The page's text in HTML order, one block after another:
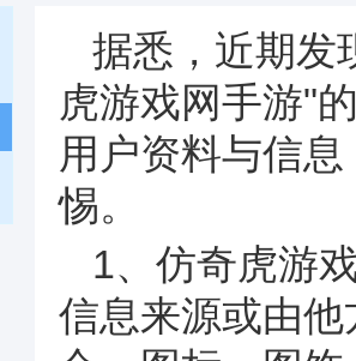
据悉，近期发
虎游戏网手游"
用户资料与信
惕。
1、仿奇虎游
信息来源或由